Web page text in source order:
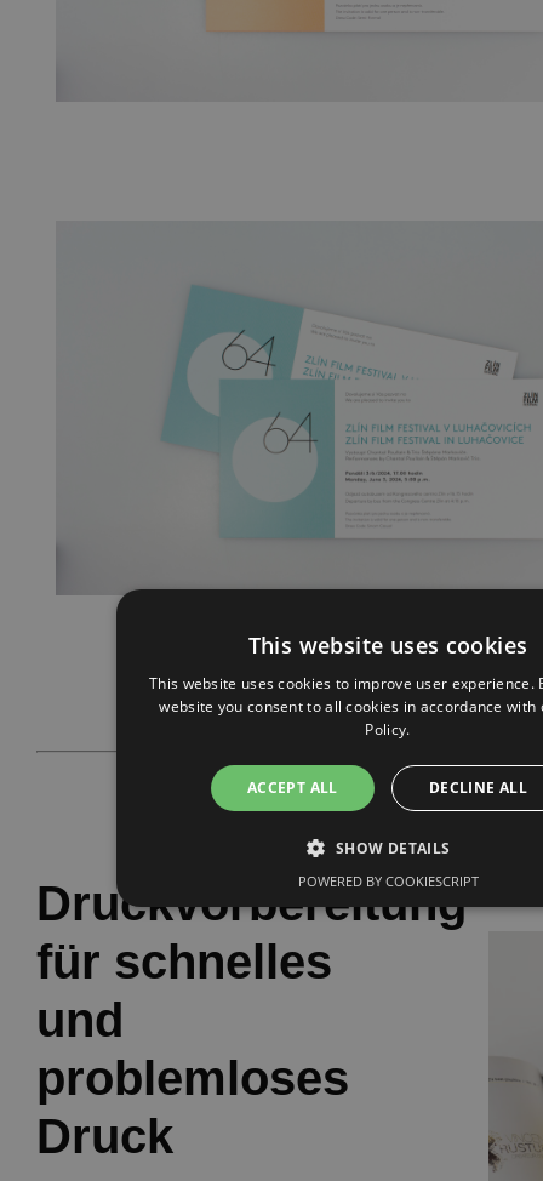
Druckvorbereitung
für schnelles
und
problemloses
Druck
This website uses cookies
This website uses cookies to improve user experience.
website you consent to all cookies in accordance with
Policy.
ACCEPT ALL DECLINE ALL
SHOW DETAILS
POWERED BY COOKIESCRIPT